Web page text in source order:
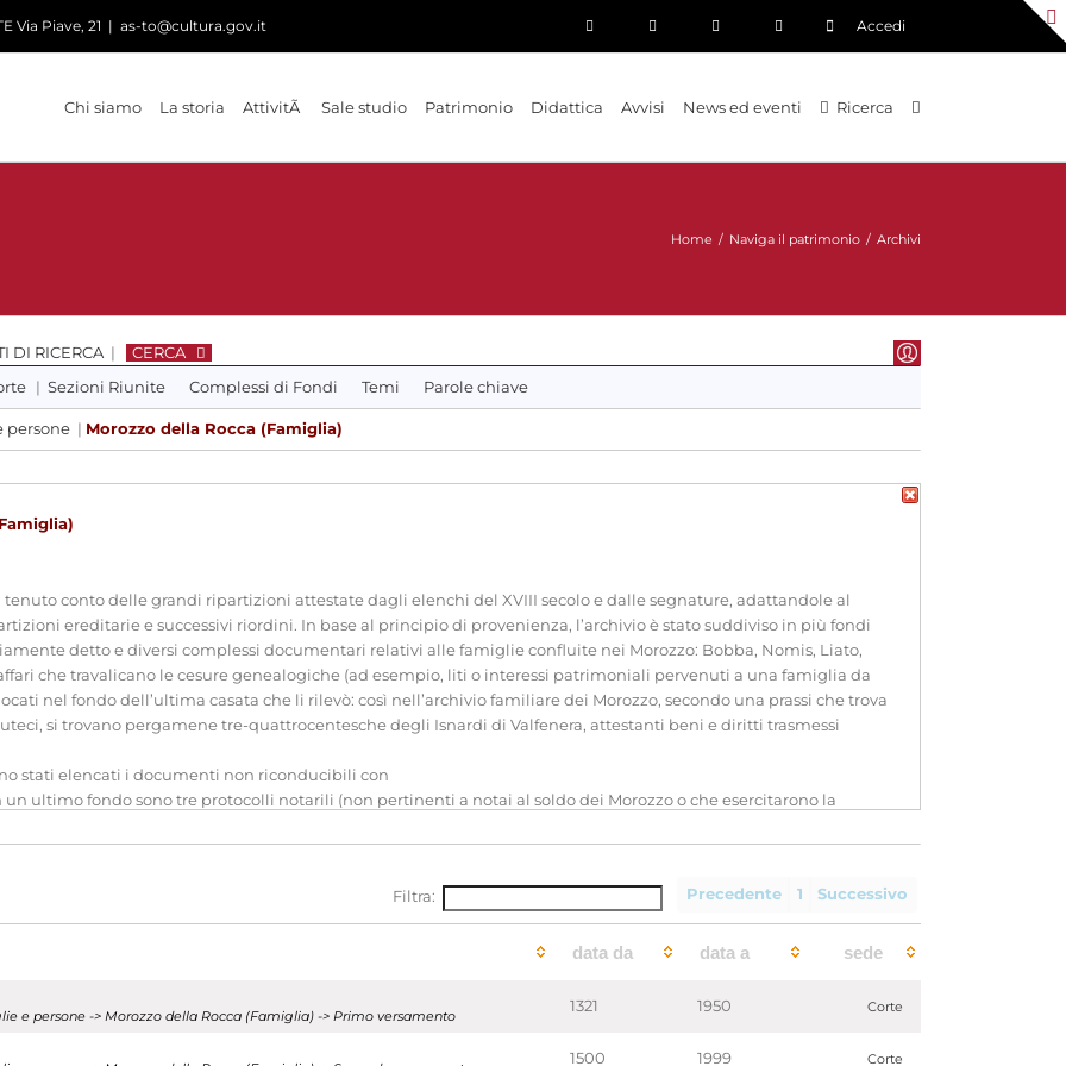
Via Piave, 21 | as-to@cultura.gov.it Accedi
Chi siamo La storia AttivitÃ Sale studio Patrimonio Didattica Avvisi News ed eventi Ricerca
Home / Naviga il patrimonio / Archivi
DI RICERCA |
CERCA
| Sezioni Riunite Complessi di Fondi Temi Parole chiave
persone | Morozzo della Rocca (Famiglia)
conto delle grandi ripartizioni attestate dagli elenchi del XVIII secolo e dalle segnature, adattandole al
ereditarie e successivi riordini. In base al principio di provenienza, l’archivio è stato suddiviso in più fondi
detto e diversi complessi documentari relativi alle famiglie confluite nei Morozzo: Bobba, Nomis, Liato,
che travalicano le cesure genealogiche (ad esempio, liti o interessi patrimoniali pervenuti a una famiglia da
nel fondo dell’ultima casata che li rilevò: così nell’archivio familiare dei Morozzo, secondo una prassi che trova
si trovano pergamene tre-quattrocentesche degli Isnardi di Valfenera, attestanti beni e diritti trasmessi
stati elencati i documenti non riconducibili con
ultimo fondo sono tre protocolli notarili (non pertinenti a notai al soldo dei Morozzo o che esercitarono la
la serie Famiglia corrisponde in gran parte alla porzione ordinata da Costantino. Nella serie Diritti feudali e
cominciando dai feudi, elencati per ordine di antichità di possesso, e continuando con i complessi di
Atti di lite sono gli atti di cause non pertinenti a specifici interessi feudali, patrimoniali o ecclesiastici: di
per esempio, andranno cercate tra le carte relative a Bianzè. Lo stesso dicasi della serie Corrispondenza.
volumi rilegati contenenti atti vari relativi alla famiglia Morozzo della Rocca.
Precedente
1 Successivo
Filtra:
data da data a sede
e persone -> Morozzo della Rocca (Famiglia) -> Primo versamento
1321 1950 Corte
1500 1999 Corte